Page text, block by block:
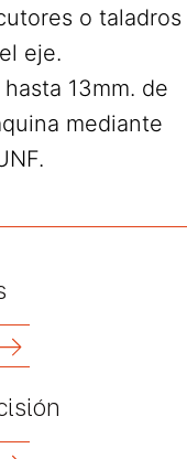
o taladros
eje.
13mm. de
mediante